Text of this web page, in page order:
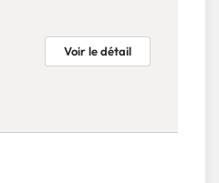
Voir le détail